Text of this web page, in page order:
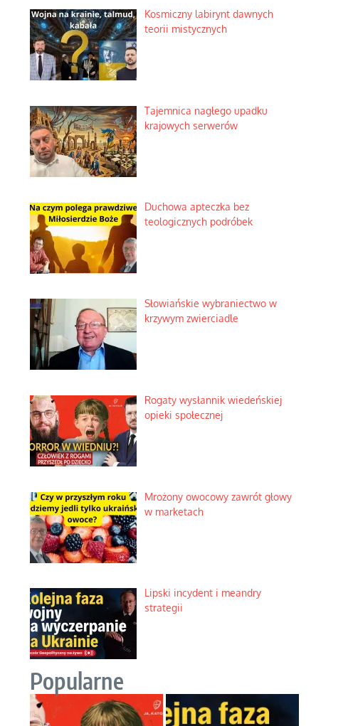
Kosmiczny labirynt dawnych
teorii mistycznych
Tajemnica nagłego upadku
krajowych serwerów
Duchowa apteczka bez
teologicznych podróbek
Słowiańskie wybraniectwo w
krzywym zwierciadle
Rogaty wysłannik wiedeńskiej
opieki społecznej
Mrożony owocowy zawrót głowy
w marketach
Lipski incydent i meandry
strategii
Popularne